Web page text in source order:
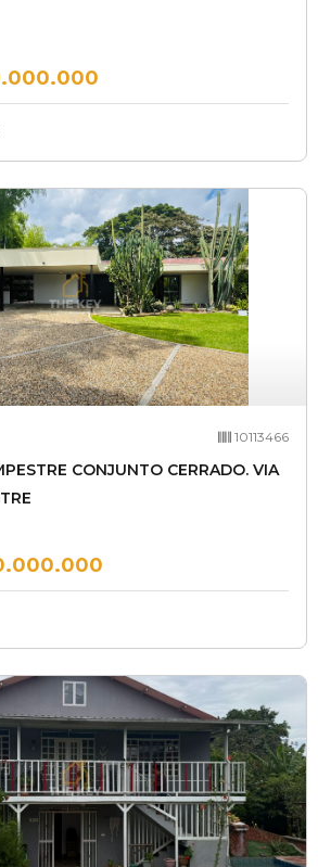
10113466
CONJUNTO CERRADO. VIA